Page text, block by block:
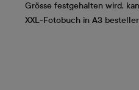
Grösse festgehalten wird,
XXL-Fotobuch in A3